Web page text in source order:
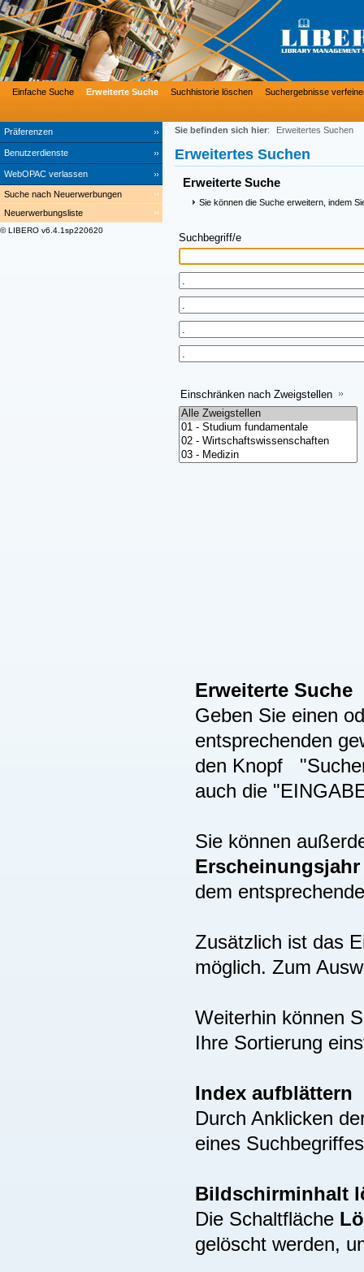
Präferenzen
Benutzerdienste
WebOPAC verlassen
Einfache Suche Erweiterte Suche Suchhistorie löschen Suchergebnisse
Suche nach Neuerwerbungen
Neuerwerbungsliste
© LIBERO v6.4.1sp220620
Sie befinden sich hier: Erweitertes Suchen
Erweitertes Suchen
Erweiterte Suche
Sie können die Suche erweitern, indem
Suchbegriff/e
Einschränken nach Zweigstellen
Erweiterte Suche
Geben Sie einen
entsprechenden
den Knopf
auch die
Sie können
dem
Zusätzlich ist das
möglich. Zum
Weiterhin können
Ihre Sortierung
Index aufblättern
Durch Anklicken
eines
Bildschirminhalt
Die Schaltfläche
gelöscht werden,